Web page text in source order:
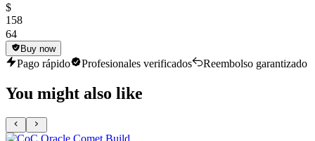
$
158
64
Buy now
Pago rápido Profesionales verificados Reembolso garantizado
You might also like